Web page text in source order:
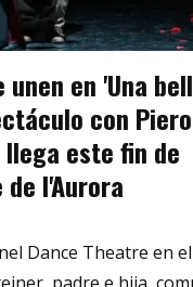
en 'Una
con
este fin de
l'Aurora
Dance Theatre en